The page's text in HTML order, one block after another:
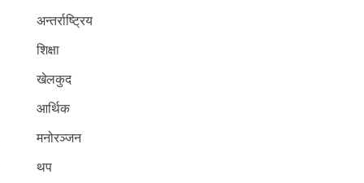
अन्तर्राष्ट्रिय
शिक्षा
खेलकुद
आर्थिक
मनोरञ्जन
थप